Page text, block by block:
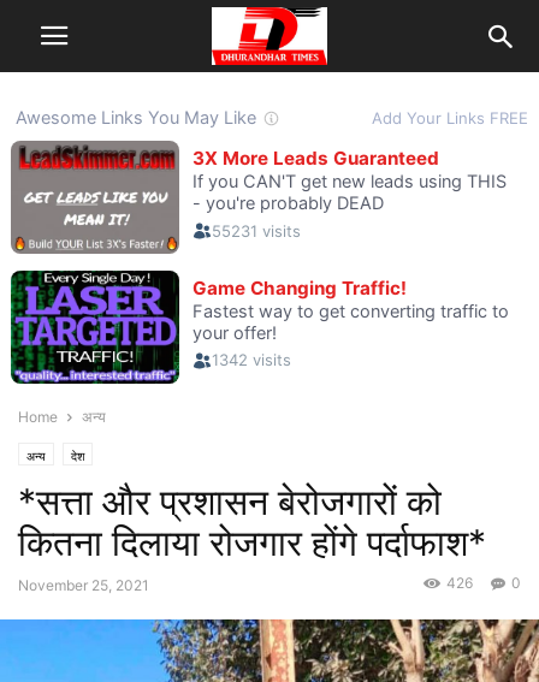
Home अन्य
अन्य देश
*सत्ता और प्रशासन बेरोजगारों को
कितना दिलाया रोजगार होंगे पर्दाफाश*
November 25, 2021 0
426